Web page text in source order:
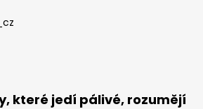
které jedí pálivé, rozumějí